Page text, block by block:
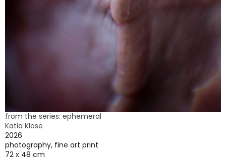
from the series: ephemeral
Katia Klose
2026
photography, fine art print
72 x 48 cm